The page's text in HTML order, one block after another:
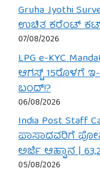
Gruha Jyothi
ಉಚಿತ ಕರೆಂಟ್ ಕಟ್
07/08/2026
LPG e-KYC
ಆಗಸ್ಟ್ 15ರೊಳಗೆ
ಬಂದ್!?
06/08/2026
India Post Staff
ಪಾಸಾದವರಿಗೆ
ಅರ್ಜಿ ಆಹ್ವಾನ |
05/08/2026